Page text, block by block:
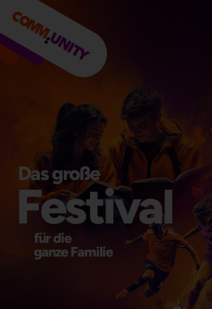
Das große
Festival
für die
ganze Familie